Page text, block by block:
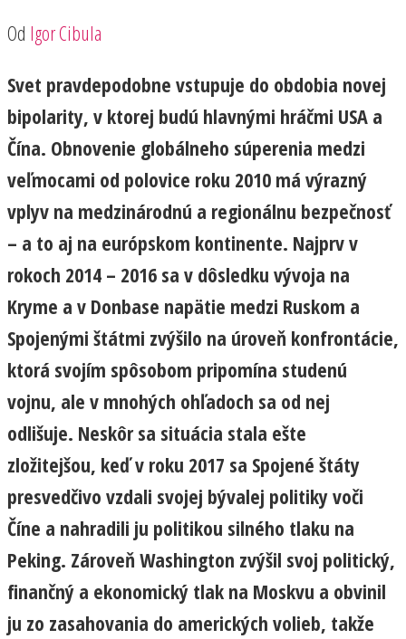
Od Igor Cibula
Svet pravdepodobne vstupuje do obdobia novej
bipolarity, v ktorej budú hlavnými hráčmi USA a
Čína. Obnovenie globálneho súperenia medzi
veľmocami od polovice roku 2010 má výrazný
vplyv na medzinárodnú a regionálnu bezpečnosť
– a to aj na európskom kontinente. Najprv v
rokoch 2014 – 2016 sa v dôsledku vývoja na
Kryme a v Donbase napätie medzi Ruskom a
Spojenými štátmi zvýšilo na úroveň konfrontácie,
ktorá svojím spôsobom pripomína studenú
vojnu, ale v mnohých ohľadoch sa od nej
odlišuje. Neskôr sa situácia stala ešte
zložitejšou, keď v roku 2017 sa Spojené štáty
presvedčivo vzdali svojej bývalej politiky voči
Číne a nahradili ju politikou silného tlaku na
Peking. Zároveň Washington zvýšil svoj politický,
finančný a ekonomický tlak na Moskvu a obvinil
ju zo zasahovania do amerických volieb, takže